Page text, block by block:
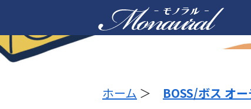
ホーム ＞ BOSS/ボス オ